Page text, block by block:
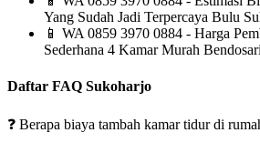
Yang Sudah Jadi Terpercaya Bulu
📱 WA 0859 3970 0884 - Harga
Sederhana 4 Kamar Murah
Daftar FAQ Sukoharjo
❓ Berapa biaya tambah kamar tidur di